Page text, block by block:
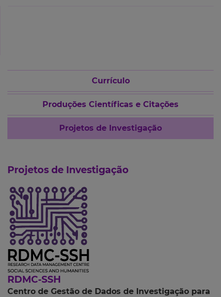
Currículo
Produções Científicas e Citações
Projetos de Investigação
Projetos de Investigação
RDMC-SSH
Centro de Gestão de Dados de Investigação para